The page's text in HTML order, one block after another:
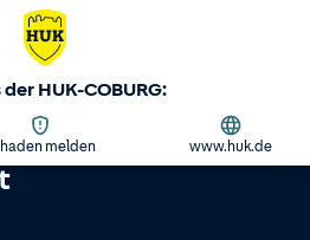
HUK-COBURG:
melden www.huk.de